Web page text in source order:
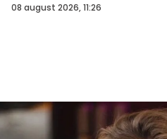
08 august 2026, 11:26